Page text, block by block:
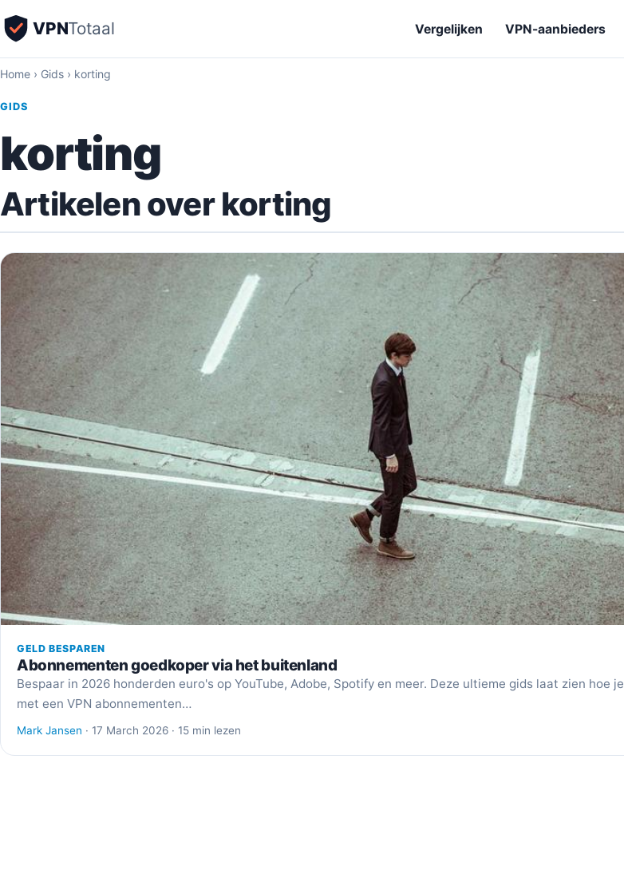
VPNTotaal Vergelijken VPN-aanbieders
Home › Gids › korting
GIDS
korting
Artikelen over korting
GELD BESPAREN
Abonnementen goedkoper via het buitenland
Bespaar in 2026 honderden euro's op YouTube, Adobe, Spotify en meer. Deze ultieme gids laat zien hoe je
met een VPN abonnementen…
Mark Jansen · 17 March 2026 · 15 min lezen